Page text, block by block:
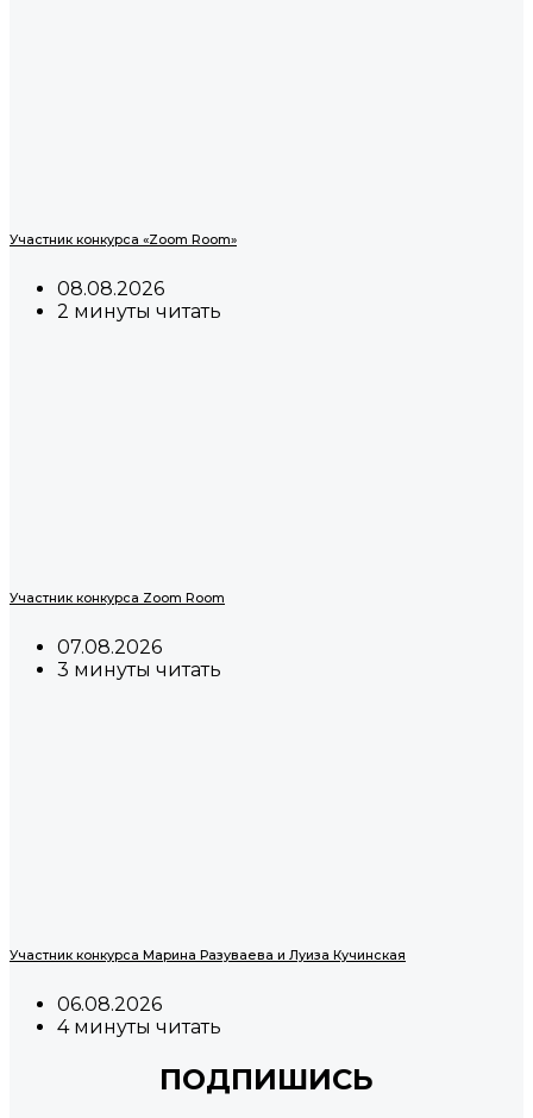
Участник конкурса «Zoom Room»
08.08.2026
2 минуты читать
Участник конкурса Zoom Room
07.08.2026
3 минуты читать
Участник конкурса Марина Разуваева и Луиза Кучинская
06.08.2026
4 минуты читать
ПОДПИШИСЬ